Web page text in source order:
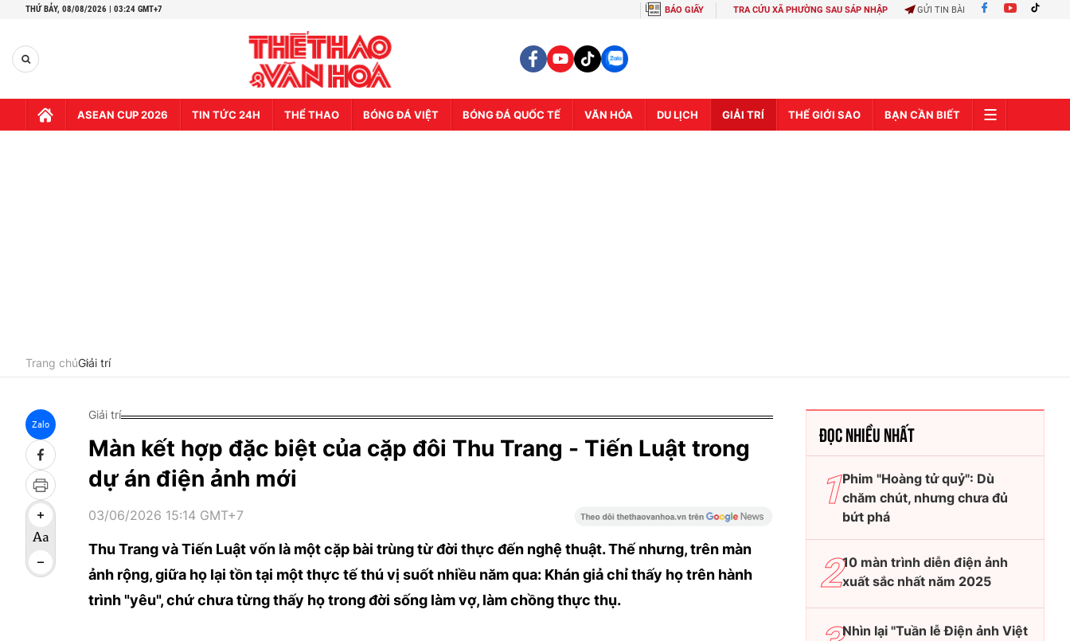
THỨ BẢY, 08/08/2026 | 03:24 GMT+7 BÁO GIẤY TRA CỨU XÃ PHƯỜNG SAU SÁP NHẬP GỬI TIN BÀI
ASEAN CUP 2026 TIN TỨC 24H THỂ THAO BÓNG ĐÁ VIỆT BÓNG ĐÁ QUỐC TẾ VĂN HÓA DU LỊCH GIẢI TRÍ THẾ GIỚI SAO BẠN CẦN BIẾT
Trang chủGiải trí
Zalo
Giải trí
Màn kết hợp đặc biệt của cặp đôi Thu Trang - Tiến Luật trong
dự án điện ảnh mới
03/06/2026 15:14 GMT+7
Thu Trang và Tiến Luật vốn là một cặp bài trùng từ đời thực đến nghệ thuật. Thế nhưng, trên màn
ảnh rộng, giữa họ lại tồn tại một thực tế thú vị suốt nhiều năm qua: Khán giả chỉ thấy họ trên hành
trình "yêu", chứ chưa từng thấy họ trong đời sống làm vợ, làm chồng thực thụ.
ĐỌC NHIỀU NHẤT
Phim "Hoàng tử quỷ": Dù
chăm chút, nhưng chưa đủ
bứt phá
10 màn trình diễn điện ảnh
xuất sắc nhất năm 2025
Nhìn lại "Tuần lễ Điện ảnh Việt